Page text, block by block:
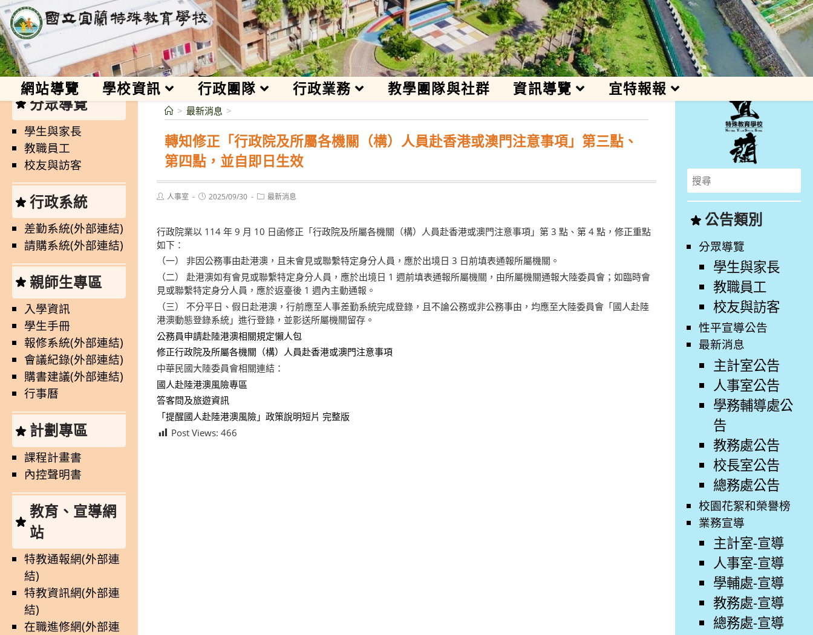
跳
轉
至
主
要
內
國立宜蘭特殊教育學校
網站導覽 學校資訊 行政團隊 行政業務 教學團隊與社群 資訊導覽 宜特報報
轉知修正「行政院及所屬各機關（構）人員赴香港或澳門注意事項」第三點、
第四點，並自即日生效
> 最新消息 >
Post人事室
Post2025/09/30
Post最新消息
行政院業以 114 年 9 月 10 日函修正「行政院及所屬各機關（構）人員赴香港或澳門注意事項」第 3 點、第 4 點，修正重點
如下：
（一） 非因公務事由赴港澳，且未會見或聯繫特定身分人員，應於出境日 3 日前填表通報所屬機關。
（二） 赴港澳如有會見或聯繫特定身分人員，應於出境日 1 週前填表通報所屬機關，由所屬機關通報大陸委員會；如臨時會
見或聯繫特定身分人員，應於返臺後 1 週內主動通報。
（三） 不分平日、假日赴港澳，行前應至人事差勤系統完成登錄，且不論公務或非公務事由，均應至大陸委員會「國人赴陸
港澳動態登錄系統」進行登錄，並影送所屬機關留存。
公務員申請赴陸港澳相關規定懶人包
修正行政院及所屬各機關（構）人員赴香港或澳門注意事項
中華民國大陸委員會相關連結：
國人赴陸港澳風險專區
答客問及旅遊資訊
「提醒國人赴陸港澳風險」政策說明短片 完整版
Post Views: 466
分眾導覽
學生與家長
教職員工
校友與訪客
行政系統
差勤系統(外部連結)
請購系統(外部連結)
親師生專區
入學資訊
學生手冊
報修系統(外部連結)
會議紀錄(外部連結)
購書建議(外部連結)
行事曆
計劃專區
課程計畫書
內控聲明書
教育、宣導網
站
特教通報網(外部連
結)
特教資訊網(外部連
結)
在職進修網(外部連
Search
for:
公告類別
分眾導覽
學生與家長
教職員工
校友與訪客
性平宣導公告
最新消息
主計室公告
人事室公告
學務輔導處公
告
教務處公告
校長室公告
總務處公告
校園花絮和榮譽榜
業務宣導
主計室-宣導
人事室-宣導
學輔處-宣導
教務處-宣導
總務處-宣導